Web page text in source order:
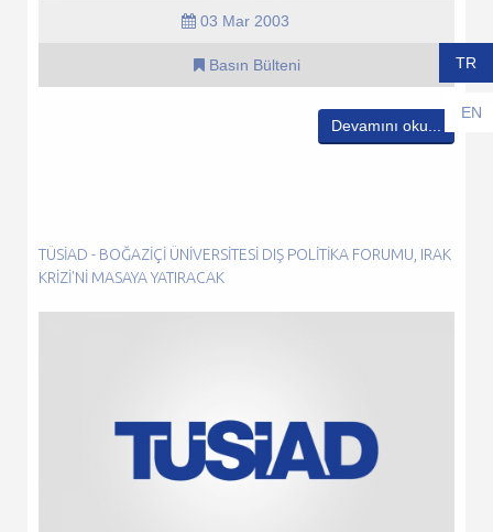
TR
EN
03 Mar 2003
Basın Bülteni
Devamını oku...
TÜSİAD - BOĞAZIÇI ÜNIVERSITESI DIŞ POLITIKA FORUMU, IRAK
KRIZI'NI MASAYA YATIRACAK